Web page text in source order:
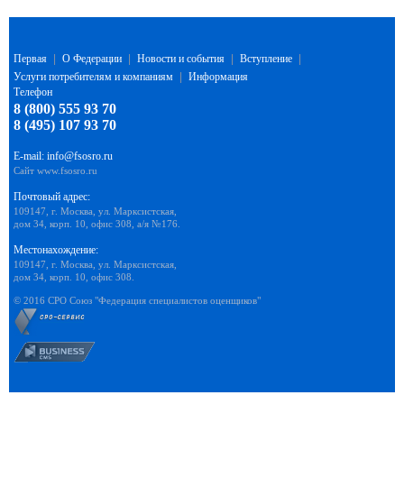
Первая | О Федерации | Новости и события | Вступление |
Услуги потребителям и компаниям | Информация
Телефон
8 (800) 555 93 70
8 (495) 107 93 70
E-mail: info@fsosro.ru
Сайт www.fsosro.ru
Почтовый адрес:
109147, г. Москва, ул. Марксистская,
дом 34, корп. 10, офис 308, а/я №176.
Местонахождение:
109147, г. Москва, ул. Марксистская,
дом 34, корп. 10, офис 308.
© 2016 СРО Союз "Федерация специалистов оценщиков"